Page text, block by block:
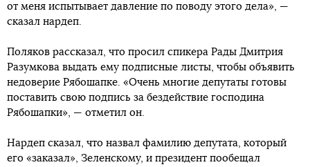
от меня испытывает давление по поводу этого дела», —
сказал нардеп.
Поляков рассказал, что просил спикера Рады Дмитрия
Разумкова выдать ему подписные листы, чтобы объявить
недоверие Рябошапке. «Очень многие депутаты готовы
поставить свою подпись за бездействие господина
Рябошапки», — отметил он.
Нардеп сказал, что назвал фамилию депутата, который
его «заказал», Зеленскому, и президент пообещал